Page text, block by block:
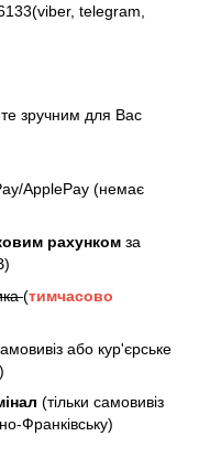
telegram,
зручним для Вас
ApplePay (немає
рахунком за
(тимчасово
або кур'єрське
(тільки самовивіз
Франківську)